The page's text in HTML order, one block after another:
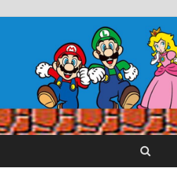
Website tải phần mềm nhanh và miễn phí